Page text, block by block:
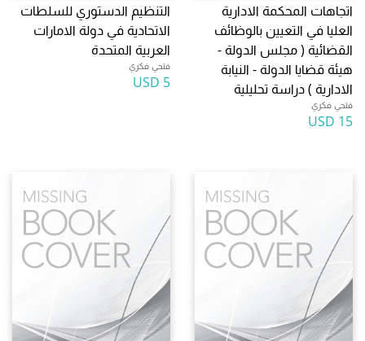
اتجاهات المحكمة الادارية
العليا في التعيين بالوظائف
القضائية ( مجلس الدولة -
هيئة قضايا الدولة - النيابة
الادارية ) دراسة تحليلية
فتحي فكري
15 USD
التنظيم الدستوري للسلطات
الاتحادية في دولة الامارات
العربية المتحدة
فتحي فكري
5 USD